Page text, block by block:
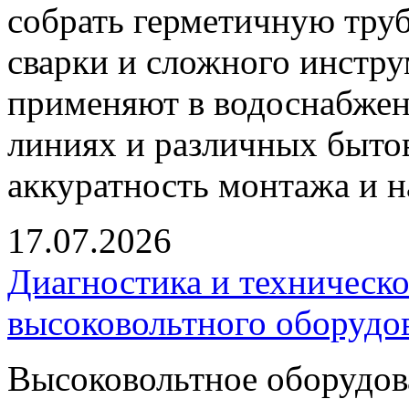
собрать герметичную
сварки и сложного
применяют в
линиях и различных
аккуратность монтажа и
17.07.2026
Диагностика и
высоковольтного
Высоковольтное